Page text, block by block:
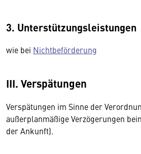
3. Unterstützungsleistungen
wie bei Nichtbeförderung
III. Verspätungen
Verspätungen im Sinne der
außerplanmäßige Verzögerungen
der Ankunft).